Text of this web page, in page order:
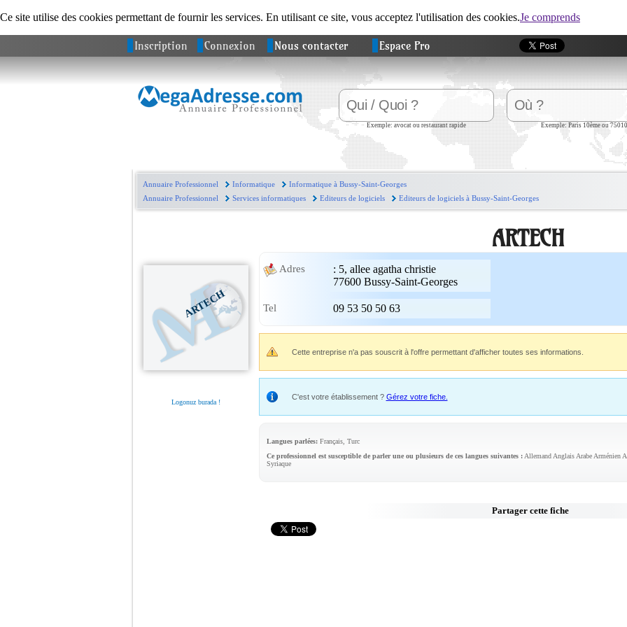
Ce site utilise des cookies permettant de fournir les services. En utilisant ce site, vous acceptez l'utilisation des cookies.Je comprends
Inscription Connexion Nous contacter Espace Pro
Exemple: avocat ou restaurant rapide Exemple: Paris 10ème ou 75010
Annuaire Professionnel Informatique
Informatique à Bussy-Saint-Georges
Annuaire Professionnel
Services informatiques Editeurs de logiciels Editeurs de logiciels à Bussy-Saint-Georges
ARTECH
Logonuz burada !
ARTECH
Adres : 5, allee agatha christie
77600 Bussy-Saint-Georges
Tel 09 53 50 50 63
Cette entreprise n'a pas souscrit à l'offre permettant d'afficher toutes ses informations.
C'est votre établissement ? Gérez votre fiche.
Langues parlées:Français, Turc
Ce professionnel est susceptible de parler une ou plusieurs de ces langues suivantes :Allemand Anglais Arabe Arménien
Syriaque
Partager cette fiche